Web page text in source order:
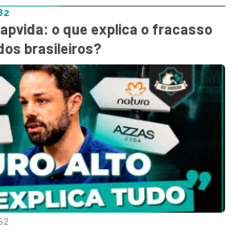
o que explica o fracasso
brasileiros?